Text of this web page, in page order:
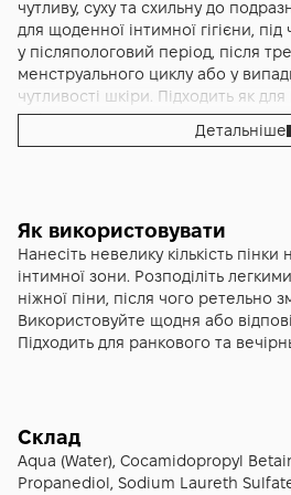
допомагає підтримувати
Засіб також чудово підходить для
підвищеної чутливості, у
шкіра потребує максимально
Lotan Liquid Gold Intimild Foam
щоб подарувати комплексний
що робить її важливим етапом у
коли шкіра може бути особливо
допомагає підтримувати
важливим фактором для здорової
цьому знижується ризик
або подразнення після
поєднання чистоти та
зберігає свою природну м’якість,
використання.
чутливу, суху та схильну до
для щоденної інтимної гігієни,
у післяпологовий період, після
менструального циклу або у
чутливості шкіри. Підходить як для
шкіри.
Детальніше
Як використовувати
Нанесіть невелику кількість пінки
інтимної зони. Розподіліть
ніжної піни, після чого ретельно
Використовуйте щодня або
Підходить для ранкового та
Склад
Aqua (Water), Cocamidopropyl
Propanediol, Sodium Laureth